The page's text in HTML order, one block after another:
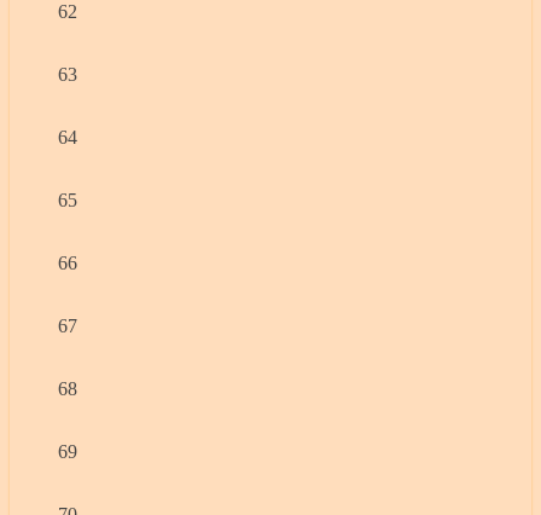
62
63
64
65
66
67
68
69